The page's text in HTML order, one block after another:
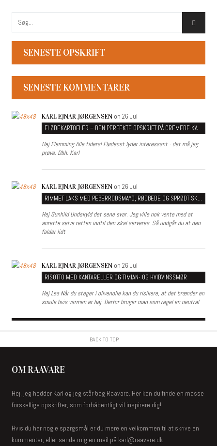
SENESTE OPSKRIFT
SENESTE KOMMENTARER
KARL EJNAR JØRGENSEN on 26 Jul
FLØDEKARTOFLER – DEN PERFEKTE OPSKRIFT PÅ CREMEDE KARTOFLER MED TYK SOVS
Hej Flemming Alle tiders! Flødeost lyder interessant - det må jeg
prøve. Dbh. Karl
KARL EJNAR JØRGENSEN on 26 Jul
RIMMET LAKS MED PEBERRODSMAYO, RØDBEDE OG SPRØDT SKIND
Hej Gunhild Undskyld det sene svar. Jeg ville nok vente med at
anrette selve retten indtil den skal serveres. Så undgår du at den
falder lidt
KARL EJNAR JØRGENSEN on 26 Jul
RISOTTO MED KANTARELLER OG TIMIAN- OG HVIDVINSSMØR
Hej Lea Når du steger i olivenolie kan du risikere, at det brænder en
smule hvis varmen er høj. Derfor bruger man som regel en neutral
BACK TO TOP
OM RAAVARE
Hej, jeg hedder Karl og jeg står bag Raavare. Her kan du finde en masse
forskellige opskrifter, som forhåbentligt vil inspirere dig!
Hvis du har nogle spørgsmål er du mere en velkommen til at skrive en
kommentar, eller sende mig en mail på karl@raavare.dk